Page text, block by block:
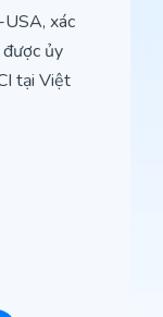
xác
được ủy
tại Việt